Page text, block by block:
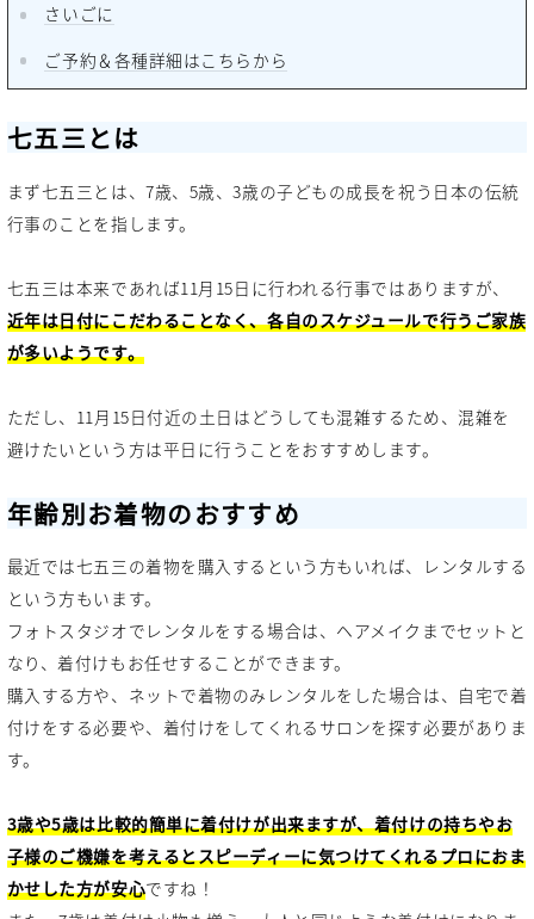
さいごに
ご予約＆各種詳細はこちらから
七五三とは
まず七五三とは、7歳、5歳、3歳の子どもの成長を祝う日本の伝統
行事のことを指します。
七五三は本来であれば11月15日に行われる行事ではありますが、
近年は日付にこだわることなく、各自のスケジュールで行うご家族
が多いようです。
ただし、11月15日付近の土日はどうしても混雑するため、混雑を
避けたいという方は平日に行うことをおすすめします。
年齢別お着物のおすすめ
最近では七五三の着物を購入するという方もいれば、レンタルする
という方もいます。
フォトスタジオでレンタルをする場合は、ヘアメイクまでセットと
なり、着付けもお任せすることができます。
購入する方や、ネットで着物のみレンタルをした場合は、自宅で着
付けをする必要や、着付けをしてくれるサロンを探す必要がありま
す。
3歳や5歳は比較的簡単に着付けが出来ますが、着付けの持ちやお
子様のご機嫌を考えるとスピーディーに気つけてくれるプロにおま
かせした方が安心ですね！